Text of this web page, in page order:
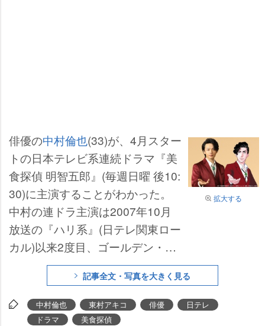
拡大する
俳優の中村倫也(33)が、4月スター
トの日本テレビ系連続ドラマ『美
食探偵 明智五郎』(毎週日曜 後10:
30)に主演することがわかった。
中村の連ドラ主演は2007年10月
放送の『ハリ系』(日テレ関東ロー
カル)以来2度目、ゴールデン・プ
ライム帯連続ドラマは初となる。
今作は『東京タラレバ娘』『海月
姫』で知られる東村アキコ氏初の
サスペンス漫画『美食探偵―明智
記事全文・写真を大きく見る
中村倫也 東村アキコ 俳優
日テレ
ドラマ
美食探偵